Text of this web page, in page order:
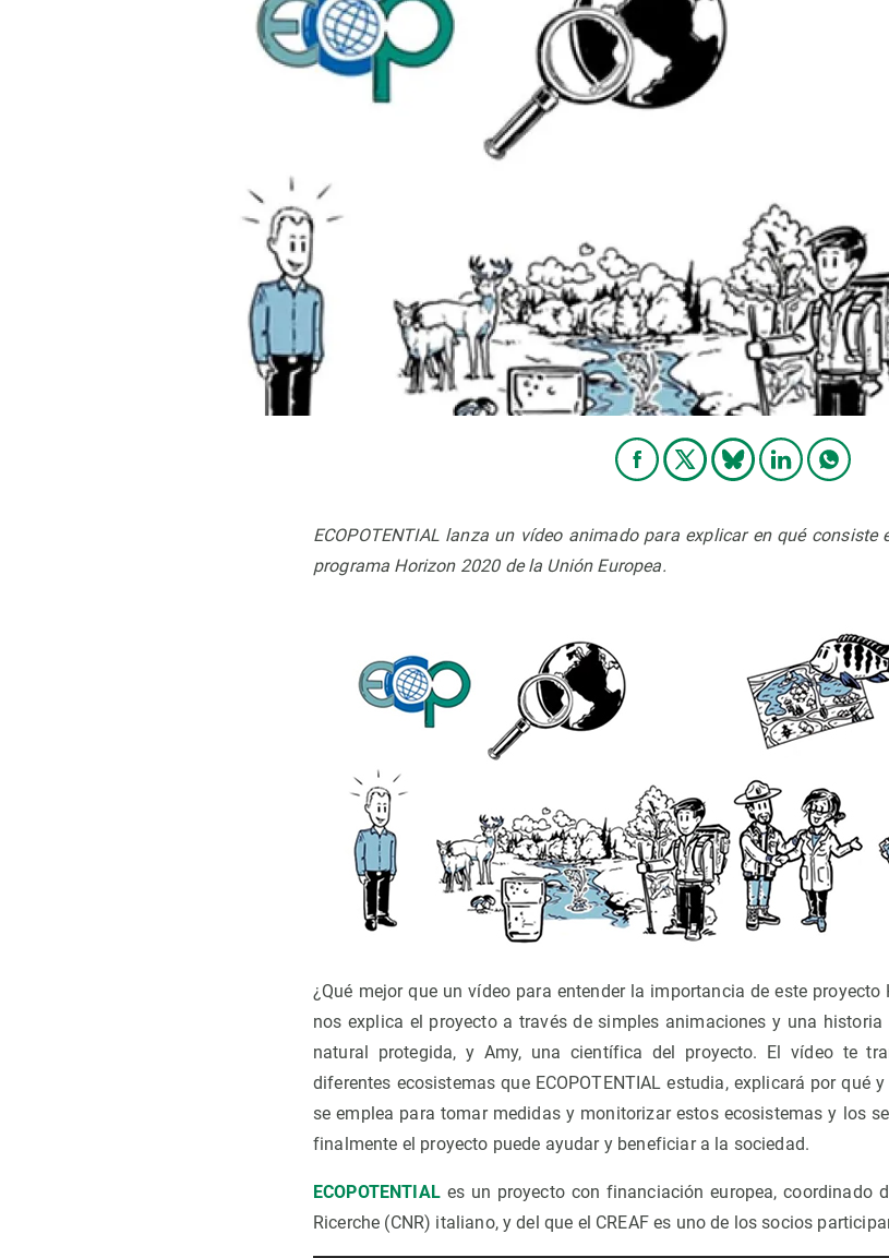
ECOPOTENTIAL lanza un vídeo animado para explicar en qué consiste
programa Horizon 2020 de la Unión Europea.
¿Qué mejor que un vídeo para entender la importancia de este
nos explica el proyecto a través de simples animaciones y una historia
natural protegida, y Amy, una científica del proyecto. El vídeo te
diferentes ecosistemas que ECOPOTENTIAL estudia, explicará por qué
se emplea para tomar medidas y monitorizar estos ecosistemas y los
finalmente el proyecto puede ayudar y beneficiar a la sociedad.
ECOPOTENTIALes un proyecto con financiación europea, coordinado
Ricerche (CNR) italiano, y del que el CREAF es uno de los socios
Equidad, Diversidad e Inclusión (EDI)
Observación de la Tierra
Temas transversales
Synthesis Actions
Servicios técnicos